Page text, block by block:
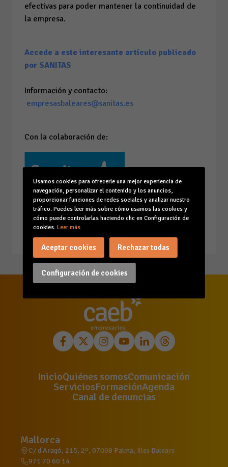
efectivas para poder mantener la continuidad de
la empresa.
Accede a este interesante artículo publicado
por SANITAS
Información y contacto:
empresasbaleares@sanitas.es
Con la colaboración de:
InicioQuiénes somosComunicación
ServiciosFormaciónAgenda
Canal de denuncias
Mallorca
C/ d'Aragó, 215, 2º, 07008 Palma, Illes Balears
971 70 60 14
Usamos cookies para ofrecerle una mejor experiencia de
navegación, personalizar el contenido y los anuncios,
proporcionar funciones de redes sociales y analizar nuestro
tráfico. Puedes leer más sobre cómo usamos las cookies y
cómo puede controlarlas haciendo clic en Configuración de
cookies. Leer más
Configuración de cookies
Aceptar cookies Rechazar todas